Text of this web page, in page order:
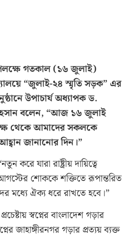
গতকাল (১৬ জুলাই)
“জুলাই-২৪ স্মৃতি সড়ক” এর
উপাচার্য অধ্যাপক ড.
বলেন, “আজ ১৬ জুলাই
থেকে আমাদের সকলকে
জানানোর দিন।”
করে যারা রাষ্ট্রীয় দায়িত্বে
শোককে শক্তিতে রূপান্তরিত
মধ্যে ঐক্য ধরে রাখতে হবে।”
স্বপ্নের বাংলাদেশ গড়ার
জাহাঙ্গীরনগর গড়ার প্রত্যয় ব্যক্ত